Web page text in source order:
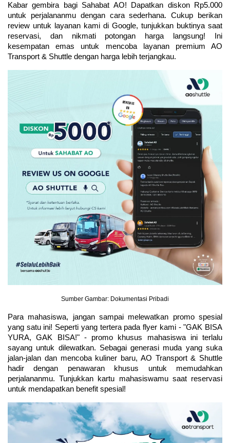
Kabar gembira bagi Sahabat AO! Dapatkan diskon Rp5.000
untuk perjalananmu dengan cara sederhana. Cukup berikan
review untuk layanan kami di Google, tunjukkan buktinya saat
reservasi, dan nikmati potongan harga langsung! Ini
kesempatan emas untuk mencoba layanan premium AO
Transport & Shuttle dengan harga lebih terjangkau.
Sumber Gambar: Dokumentasi Pribadi
Para mahasiswa, jangan sampai melewatkan promo spesial
yang satu ini! Seperti yang tertera pada flyer kami - "GAK BISA
YURA, GAK BISA!" - promo khusus mahasiswa ini terlalu
sayang untuk dilewatkan. Sebagai generasi muda yang suka
jalan-jalan dan mencoba kuliner baru, AO Transport & Shuttle
hadir dengan penawaran khusus untuk memudahkan
perjalananmu. Tunjukkan kartu mahasiswamu saat reservasi
untuk mendapatkan benefit spesial!